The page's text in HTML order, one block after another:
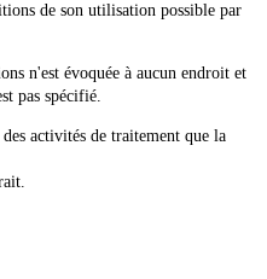
de son utilisation possible par
n'est évoquée à aucun endroit et
pas spécifié.
activités de traitement que la